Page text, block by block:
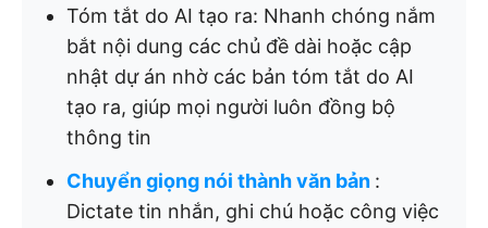
Tóm tắt do AI tạo ra: Nhanh chóng nắm
bắt nội dung các chủ đề dài hoặc cập
nhật dự án nhờ các bản tóm tắt do AI
tạo ra, giúp mọi người luôn đồng bộ
thông tin
Chuyển giọng nói thành văn bản :
Dictate tin nhắn, ghi chú hoặc công việc